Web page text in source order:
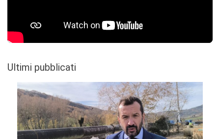
Ultimi pubblicati